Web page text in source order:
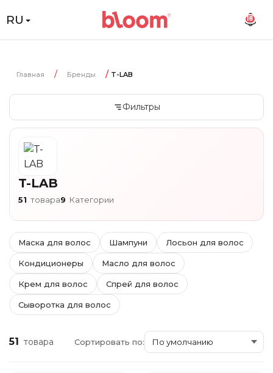
RU 18
Главная Бренды T-LAB
Фильтры
T-LAB
51 товара9 Категории
Маска для волос Шампуни Лосьон для волос
Кондиционеры Масло для волос
Крем для волос Спрей для волос
Сыворотка для волос
51 товара Сортировать по: